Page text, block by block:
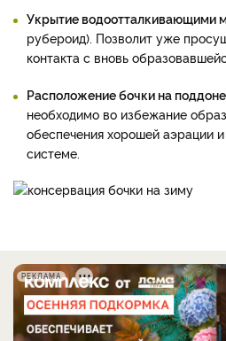
Укрытие водоотталкивающими
рубероид). Позволит уже
контакта с вновь
Расположение бочки на
необходимо во избежание
обеспечения хорошей аэрации
системе.
РЕКЛАМА